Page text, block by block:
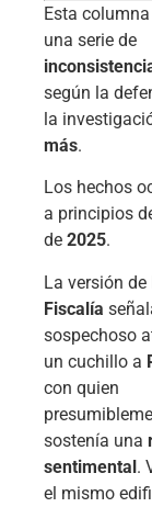
Esta
una serie de
según la
la
más.
Los hechos
a principios
de 2025.
La versión de
Fiscalía
sospechoso
un cuchillo a
con quien
sostenía una
sentimental.
el mismo